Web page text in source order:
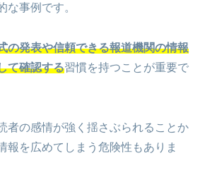
な事例です。
の発表や信頼できる報道機関の情報
て確認する習慣を持つことが重要で
者の感情が強く揺さぶられることか
報を広めてしまう危険性もありま